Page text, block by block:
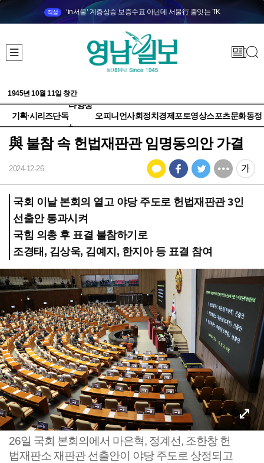
직설 ‘in서울’ 계층상승 보증수표 아닌데 서울行 줄잇는 TK
1945년 10월 11일 창간
기획·시리즈단독
다양성
+
오피니언사회정치 경제 포토영상스포츠문화동정
與 불참 속 헌법재판관 임명동의안 가결
2024-12-26
국회 이날 본회의 열고 야당 주도로 헌법재판관 3인
선출안 통과시켜
국힘 의총 후 표결 불참하기로
조경태, 김상욱, 김예지, 한지아 등 표결 참여
26일 국회 본회의에서 마은혁, 정계선, 조한창 헌
법재판소 재판관 선출안이 야당 주도로 상정되고